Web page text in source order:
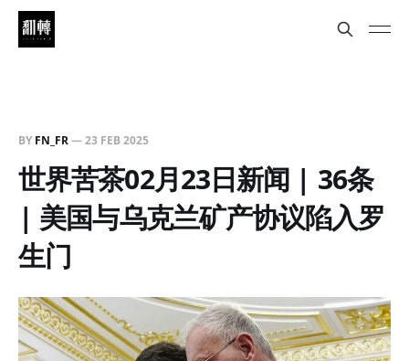
BY FN_FR—23 FEB 2025
世界苦茶02月23日新闻 | 36条
| 美国与乌克兰矿产协议陷入罗
生门